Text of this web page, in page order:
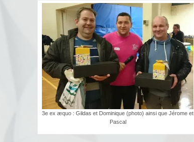
3e ex æquo : Gildas et Dominique (photo) ainsi que Jérome et
Pascal